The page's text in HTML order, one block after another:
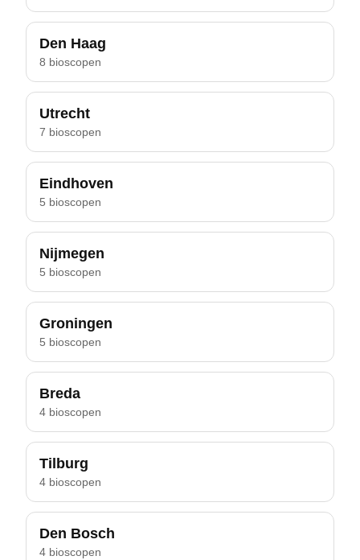
Den Haag
8 bioscopen
Utrecht
7 bioscopen
Eindhoven
5 bioscopen
Nijmegen
5 bioscopen
Groningen
5 bioscopen
Breda
4 bioscopen
Tilburg
4 bioscopen
Den Bosch
4 bioscopen